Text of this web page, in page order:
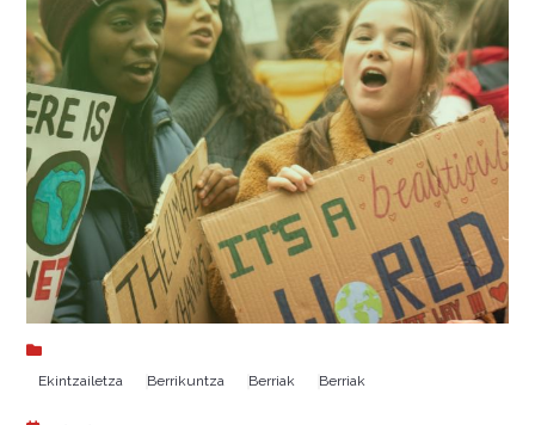
Ekintzailetza Berrikuntza Berriak Berriak